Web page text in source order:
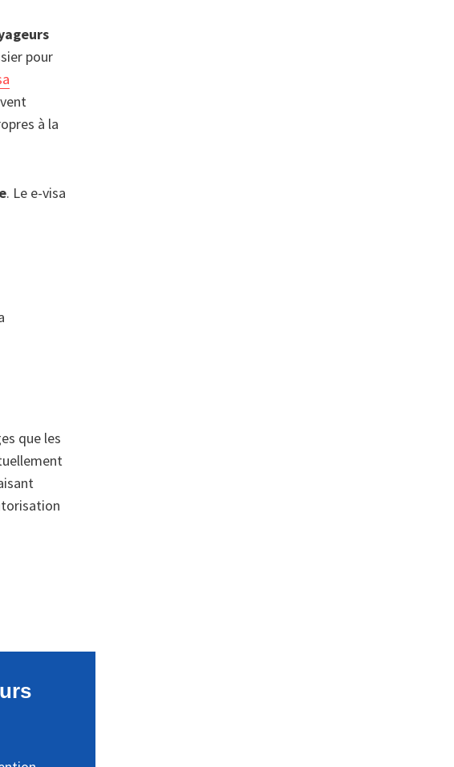
pour
à la
. Le e-visa
que les